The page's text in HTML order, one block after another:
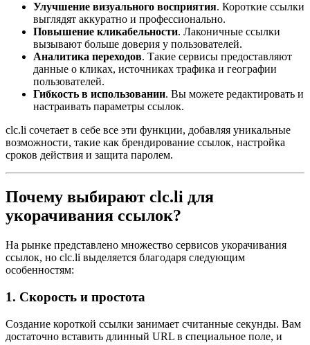
Улучшение визуального восприятия. Короткие ссылки
выглядят аккуратно и профессионально.
Повышение кликабельности. Лаконичные ссылки
вызывают больше доверия у пользователей.
Аналитика переходов. Такие сервисы предоставляют
данные о кликах, источниках трафика и географии
пользователей.
Гибкость в использовании. Вы можете редактировать и
настраивать параметры ссылок.
clc.li сочетает в себе все эти функции, добавляя уникальные
возможности, такие как брендирование ссылок, настройка
сроков действия и защита паролем.
Почему выбирают clc.li для
укорачивания ссылок?
На рынке представлено множество сервисов укорачивания
ссылок, но clc.li выделяется благодаря следующим
особенностям:
1. Скорость и простота
Создание короткой ссылки занимает считанные секунды. Вам
достаточно вставить длинный URL в специальное поле, и